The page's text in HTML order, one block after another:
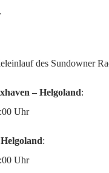
des Sundowner
– Helgoland:
Uhr
:
Uhr